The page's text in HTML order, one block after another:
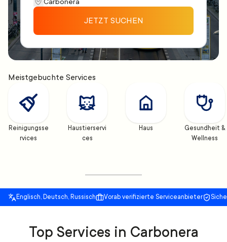
JETZT SUCHEN
Meistgebuchte Services
Reinigungsse
rvices
Haustierservi
ces
Haus
Gesundheit &
Wellness
Englisch, Deutsch, Russisch Vorab verifizierte Serviceanbieter
Top Services in Carbonera